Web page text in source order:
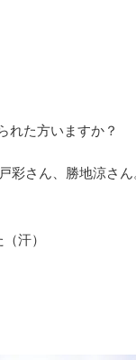
れた方いますか？
さん、勝地涼さ
汗）